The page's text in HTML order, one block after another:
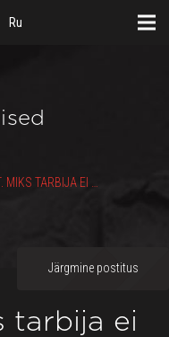
Ru
Järgmine postitus
tarbija ei